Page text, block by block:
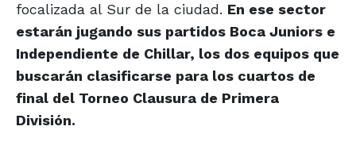
focalizada al Sur de la ciudad. En ese sector
estarán jugando sus partidos Boca Juniors e
Independiente de Chillar, los dos equipos que
buscarán clasificarse para los cuartos de
final del Torneo Clausura de Primera
División.